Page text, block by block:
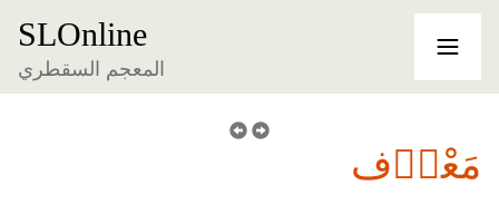
SLOnline
المعجم السقطري
مَعْرٞف